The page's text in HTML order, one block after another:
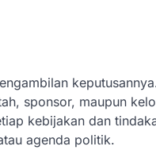
sponsor, maupun
kebijakan dan
agenda politik.